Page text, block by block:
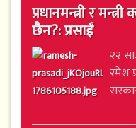
प्रधानमन्त्री र
छैन?: प्रसाईं
२२
रमेश